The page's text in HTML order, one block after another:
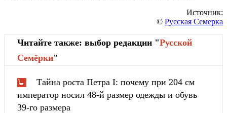
Источник:
© Русская Семерка
Читайте также: выбор редакции "Русской
Cемёрки"
Тайна роста Петра I: почему при 204 см
император носил 48-й размер одежды и обувь
39-го размера